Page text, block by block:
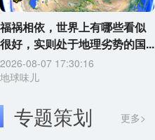
福祸相依，世界上有哪些看似
很好，实则处于地理劣势的国...
2026-08-07 17:30:16
地球味儿
专题策划 更多>